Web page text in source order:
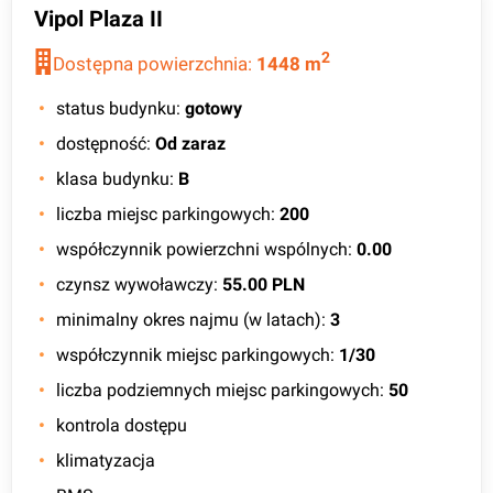
Vipol Plaza II
Dostępna powierzchnia: 1448 m2
status budynku: gotowy
dostępność: Od zaraz
klasa budynku: B
liczba miejsc parkingowych: 200
współczynnik powierzchni wspólnych: 0.00
czynsz wywoławczy: 55.00 PLN
minimalny okres najmu (w latach): 3
współczynnik miejsc parkingowych: 1/30
liczba podziemnych miejsc parkingowych: 50
kontrola dostępu
klimatyzacja